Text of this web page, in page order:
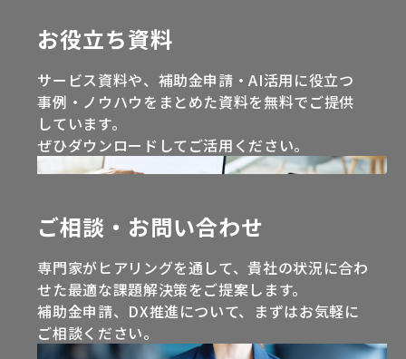
お役立ち資料
サービス資料や、補助金申請・AI活用に役立つ
事例・ノウハウをまとめた資料を無料でご提供
しています。
ぜひダウンロードしてご活用ください。
ご相談・お問い合わせ
専門家がヒアリングを通して、貴社の状況に合わ
せた最適な課題解決策をご提案します。
補助金申請、DX推進について、まずはお気軽に
ご相談ください。